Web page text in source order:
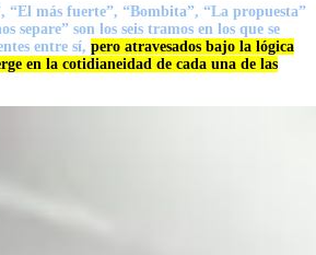
“El más fuerte”, “Bombita”, “La propuesta”
separe” son los seis tramos en los que se
entre sí, pero atravesados bajo la lógica
en la cotidianeidad de cada una de las